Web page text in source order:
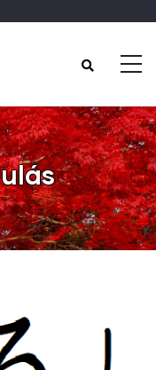
Őszi kurzusok indulás